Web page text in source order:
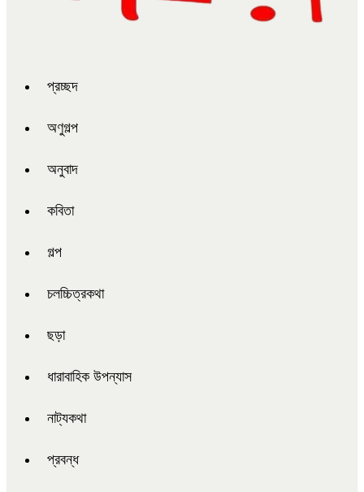
প্রচ্ছদ
অণুগল্প
অনুবাদ
কবিতা
গল্প
চলচ্চিত্রকথা
ছড়া
ধারাবাহিক উপন্যাস
নাট্যকথা
প্রবন্ধ